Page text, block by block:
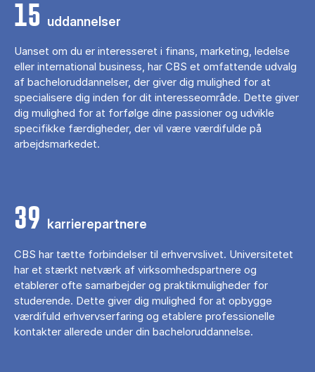
15 uddannelser
Uanset om du er interesseret i finans, marketing, ledelse
eller international business, har CBS et omfattende udvalg
af bacheloruddannelser, der giver dig mulighed for at
specialisere dig inden for dit interesseområde. Dette giver
dig mulighed for at forfølge dine passioner og udvikle
specifikke færdigheder, der vil være værdifulde på
arbejdsmarkedet.
39 karrierepartnere
CBS har tætte forbindelser til erhvervslivet. Universitetet
har et stærkt netværk af virksomhedspartnere og
etablerer ofte samarbejder og praktikmuligheder for
studerende. Dette giver dig mulighed for at opbygge
værdifuld erhvervserfaring og etablere professionelle
kontakter allerede under din bacheloruddannelse.